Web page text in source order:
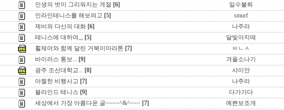
인생의 벗이 그리워지는 게절 [6] 일수불퇴
인라인테니스를 해보려고 [5] smurf
제비와 다산의 대화 [6] 나주라
테니스에 대하여,,, [5] 달빛아지매
휠체어와 함께 달린 거북이마라톤 [7] ㅂㄴㅅ
바이러스 통보... [9] 겨울소나기
광주 조선대학교... [8] 샤이안
아찔한 비행사고 [7] 나주라
블라인드 테니스 [9] 다가가다
세상에서 가장 아름다운 글~~~~^&^~~~ [7] 예쁜보조개